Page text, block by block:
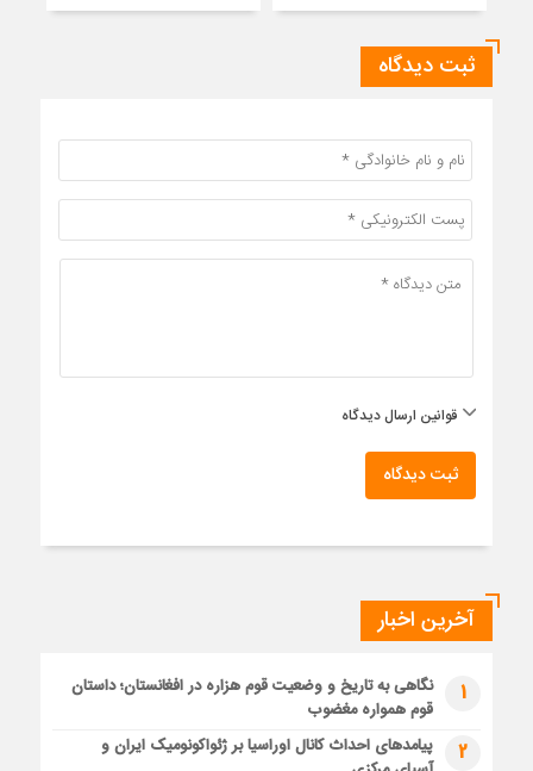
ثبت دیدگاه
قوانین ارسال دیدگاه
ثبت دیدگاه
آخرین اخبار
1
نگاهی به تاریخ و وضعیت قوم هزاره در افغانستان؛ داستان
قوم همواره مغضوب
2
پیامدهای احداث کانال اوراسیا بر ژئواکونومیک ایران و